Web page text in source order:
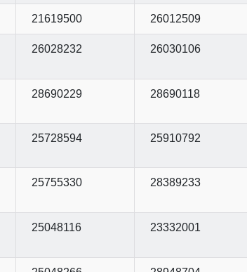
21619500 26012509
26028232 26030106
28690229 28690118
25728594 25910792
25755330 28389233
25048116 23332001